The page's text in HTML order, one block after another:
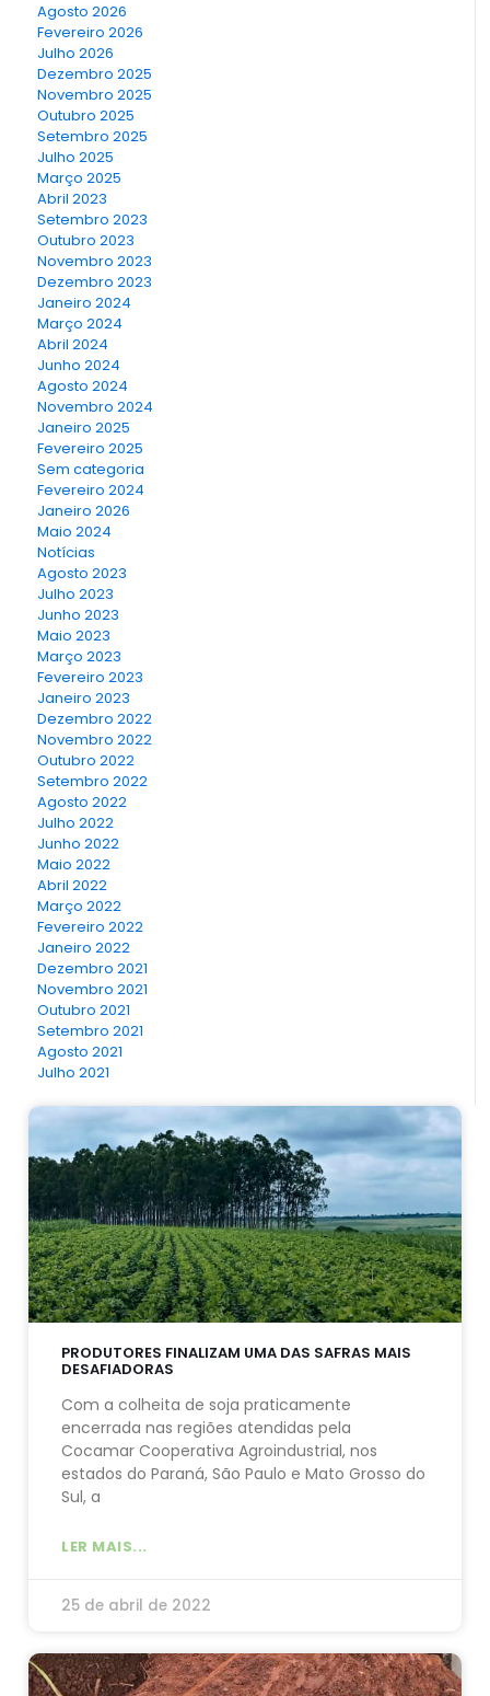
Agosto 2026
Fevereiro 2026
Julho 2026
Dezembro 2025
Novembro 2025
Outubro 2025
Setembro 2025
Julho 2025
Março 2025
Abril 2023
Setembro 2023
Outubro 2023
Novembro 2023
Dezembro 2023
Janeiro 2024
Março 2024
Abril 2024
Junho 2024
Agosto 2024
Novembro 2024
Janeiro 2025
Fevereiro 2025
Sem categoria
Fevereiro 2024
Janeiro 2026
Maio 2024
Notícias
Agosto 2023
Julho 2023
Junho 2023
Maio 2023
Março 2023
Fevereiro 2023
Janeiro 2023
Dezembro 2022
Novembro 2022
Outubro 2022
Setembro 2022
Agosto 2022
Julho 2022
Junho 2022
Maio 2022
Abril 2022
Março 2022
Fevereiro 2022
Janeiro 2022
Dezembro 2021
Novembro 2021
Outubro 2021
Setembro 2021
Agosto 2021
Julho 2021
PRODUTORES FINALIZAM UMA DAS SAFRAS MAIS
DESAFIADORAS
Com a colheita de soja praticamente
encerrada nas regiões atendidas pela
Cocamar Cooperativa Agroindustrial, nos
estados do Paraná, São Paulo e Mato Grosso do
Sul, a
LER MAIS...
25 de abril de 2022